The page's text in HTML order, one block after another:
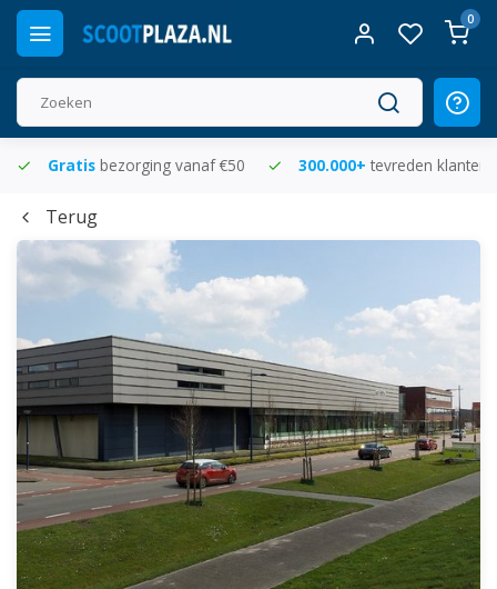
0
Gratis bezorging vanaf €50 300.000+ tevreden klanten
Terug